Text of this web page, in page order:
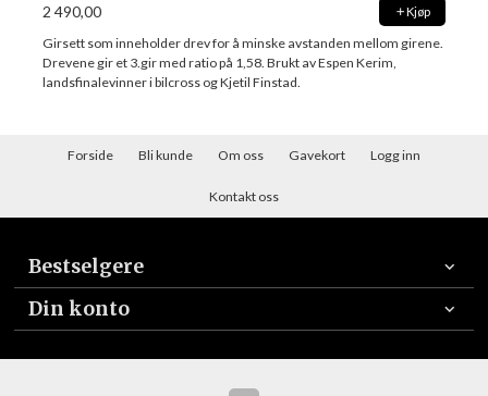
2 490,00 Kjøp
Girsett som inneholder drev for å minske avstanden mellom girene.
Drevene gir et 3.gir med ratio på 1,58. Brukt av Espen Kerim,
landsfinalevinner i bilcross og Kjetil Finstad.
Forside Bli kunde Om oss Gavekort Logg inn
Kontakt oss
Bestselgere
Din konto